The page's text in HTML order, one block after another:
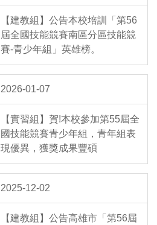
【建教組】公告本校培訓「第56
屆全國技能競賽南區分區技能競
賽-青少年組」英雄榜。
2026-01-07
【實習組】賀!本校參加第55屆全
國技能競賽青少年組，青年組表
現優異，獲獎成果豐碩
2025-12-02
【建教組】公告高雄市「第56屆